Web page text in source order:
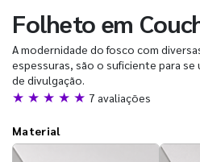
Folheto em
A modernidade do fosco com
espessuras, são o suficiente para
de divulgação.
★ ★ ★ ★ ★ 7 avaliações
Material